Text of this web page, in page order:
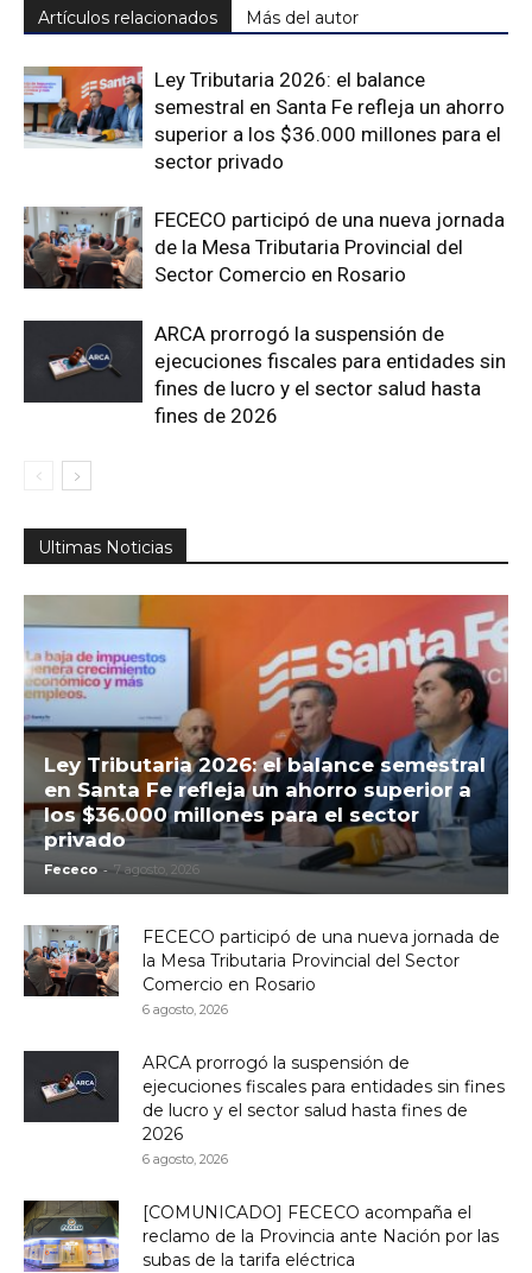
Artículos relacionados Más del autor
Ley Tributaria 2026: el balance
semestral en Santa Fe refleja un ahorro
superior a los $36.000 millones para el
sector privado
FECECO participó de una nueva jornada
de la Mesa Tributaria Provincial del
Sector Comercio en Rosario
ARCA prorrogó la suspensión de
ejecuciones fiscales para entidades sin
fines de lucro y el sector salud hasta
fines de 2026
Ultimas Noticias
Ley Tributaria 2026: el balance semestral
en Santa Fe refleja un ahorro superior a
los $36.000 millones para el sector
privado
Fececo - 7 agosto, 2026
FECECO participó de una nueva jornada de
la Mesa Tributaria Provincial del Sector
Comercio en Rosario
6 agosto, 2026
ARCA prorrogó la suspensión de
ejecuciones fiscales para entidades sin fines
de lucro y el sector salud hasta fines de
2026
6 agosto, 2026
[COMUNICADO] FECECO acompaña el
reclamo de la Provincia ante Nación por las
subas de la tarifa eléctrica